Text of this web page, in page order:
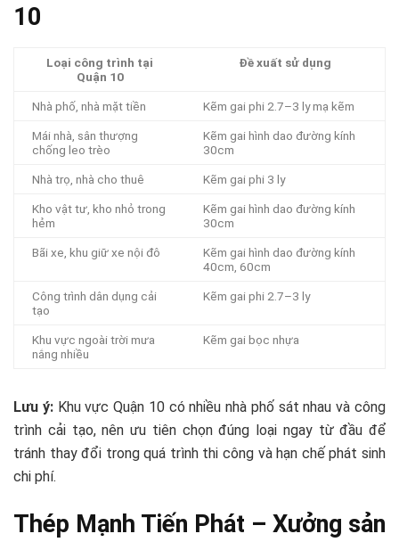
10
Loại công trình tại
Quận 10
Đề xuất sử dụng
Nhà phố, nhà mặt tiền Kẽm gai phi 2.7–3 ly mạ kẽm
Mái nhà, sân thượng
chống leo trèo
Kẽm gai hình dao đường kính
30cm
Nhà trọ, nhà cho thuê Kẽm gai phi 3 ly
Kho vật tư, kho nhỏ trong
hẻm
Kẽm gai hình dao đường kính
30cm
Bãi xe, khu giữ xe nội đô
Kẽm gai hình dao đường kính
40cm, 60cm
Công trình dân dụng cải
tạo
Kẽm gai phi 2.7–3 ly
Khu vực ngoài trời mưa
nắng nhiều
Kẽm gai bọc nhựa
Lưu ý: Khu vực Quận 10 có nhiều nhà phố sát nhau và công
trình cải tạo, nên ưu tiên chọn đúng loại ngay từ đầu để
tránh thay đổi trong quá trình thi công và hạn chế phát sinh
chi phí.
Thép Mạnh Tiến Phát – Xưởng sản